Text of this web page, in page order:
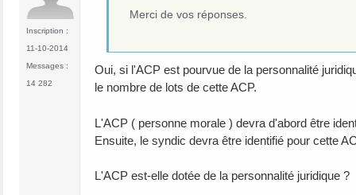
Inscription :
11-10-2014
Messages :
14 282
Merci de vos réponses.
Oui, si l'ACP est pourvue de la personnalité
le nombre de lots de cette ACP.
L'ACP ( personne morale ) devra d'abord être
Ensuite, le syndic devra être identifié pour cette
L'ACP est-elle dotée de la personnalité juridique ?